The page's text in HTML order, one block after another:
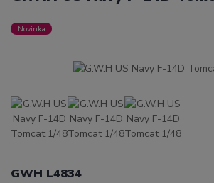
Novinka
GWH L4834